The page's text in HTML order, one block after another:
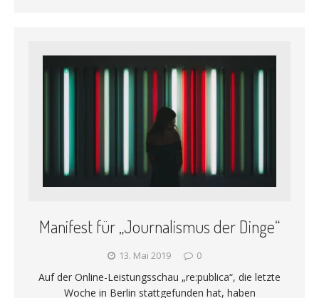
Manifest für „Journalismus der Dinge“
13. Mai 2019 0
Auf der Online-Leistungsschau „re:publica“, die letzte
Woche in Berlin stattgefunden hat, haben